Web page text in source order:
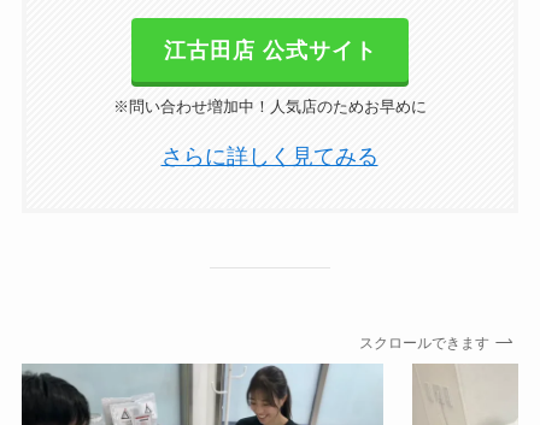
江古田店 公式サイト
※問い合わせ増加中！人気店のためお早めに
さらに詳しく見てみる
スクロールできます